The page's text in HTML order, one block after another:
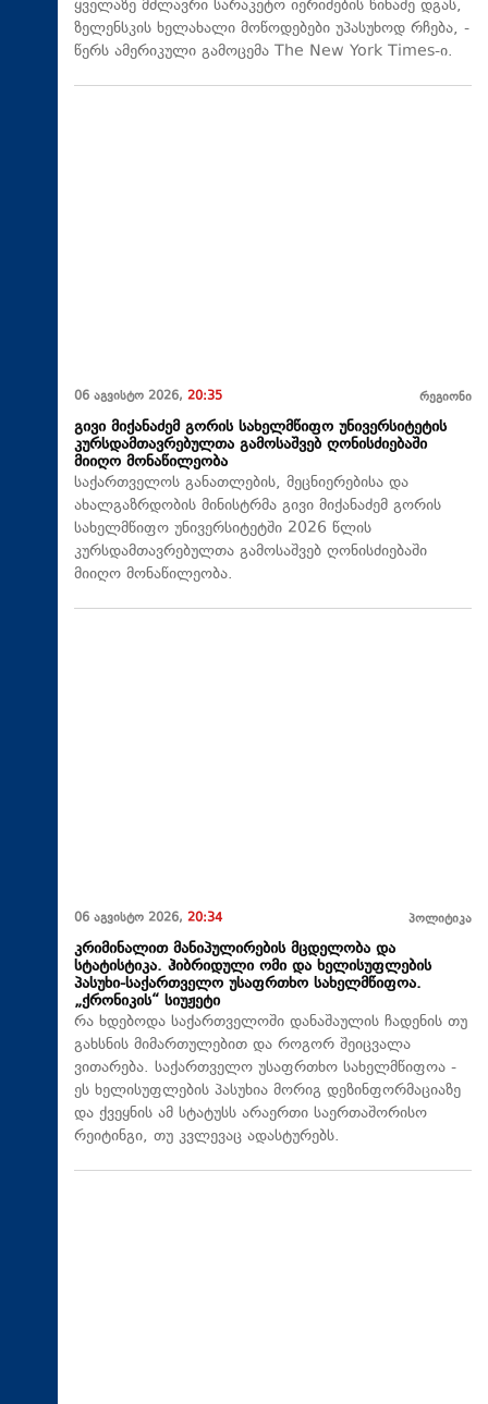
ყველაზე მძლავრი სარაკეტო იერიშების წინაშე დგას,
ზელენსკის ხელახალი მოწოდებები უპასუხოდ რჩება, -
წერს ამერიკული გამოცემა The New York Times-ი.
06 აგვისტო 2026, 20:35 რეგიონი
გივი მიქანაძემ გორის სახელმწიფო უნივერსიტეტის
კურსდამთავრებულთა გამოსაშვებ ღონისძიებაში
მიიღო მონაწილეობა
საქართველოს განათლების, მეცნიერებისა და
ახალგაზრდობის მინისტრმა გივი მიქანაძემ გორის
სახელმწიფო უნივერსიტეტში 2026 წლის
კურსდამთავრებულთა გამოსაშვებ ღონისძიებაში
მიიღო მონაწილეობა.
06 აგვისტო 2026, 20:34 პოლიტიკა
კრიმინალით მანიპულირების მცდელობა და
სტატისტიკა. ჰიბრიდული ომი და ხელისუფლების
პასუხი-საქართველო უსაფრთხო სახელმწიფოა.
„ქრონიკის“ სიუჟეტი
რა ხდებოდა საქართველოში დანაშაულის ჩადენის თუ
გახსნის მიმართულებით და როგორ შეიცვალა
ვითარება. საქართველო უსაფრთხო სახელმწიფოა -
ეს ხელისუფლების პასუხია მორიგ დეზინფორმაციაზე
და ქვეყნის ამ სტატუსს არაერთი საერთაშორისო
რეიტინგი, თუ კვლევაც ადასტურებს.